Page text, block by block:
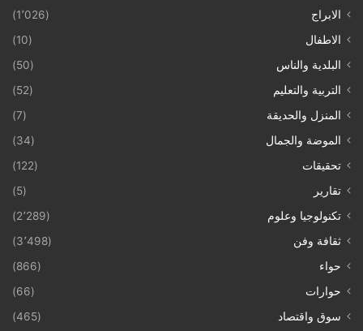
الابراج
(1٬026)
الاطفال
(10)
البلدية والناس
(50)
التربية والتعليم
(52)
المنزل والحديقة
(7)
الموضة والجمال
(34)
تحقيقات
(122)
تقارير
(5)
تكنولوجيا وعلوم
(2٬289)
ثقافة وفن
(3٬498)
حواء
(866)
حوارات
(66)
سوق واقتصاد
(465)